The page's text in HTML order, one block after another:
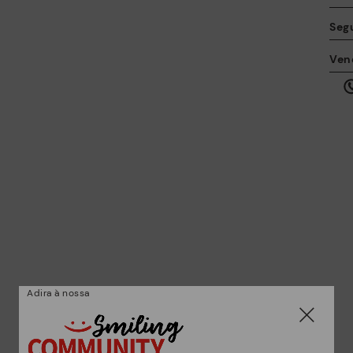
Adira à nossa